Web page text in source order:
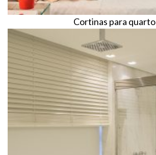
Cortinas para quarto